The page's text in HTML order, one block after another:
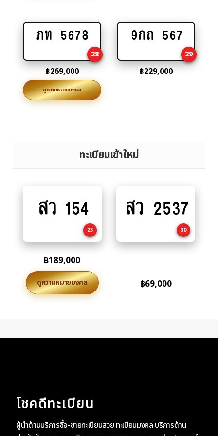
Add
cart
ภท 5678
28
฿269,000
ดูความหมายมงคล
Add
cart
9กถ 567
29
฿229,000
ทะเบียนเข้าใหม่
to
สว 154
23
฿189,000
ดูความหมายมงคล
to
สว 2537
30
฿69,000
โชคดีทะเบียน
ผู้นำด้านบริการซื้อ-ขายทะเบียนสวย ทะเบียนมงคล บริการด้าน